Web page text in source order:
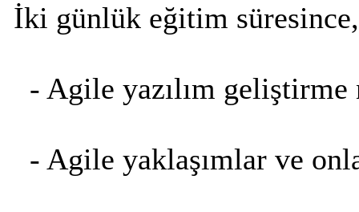
İki günlük eğitim
- Agile yazılım
- Agile yaklaşımlar ve